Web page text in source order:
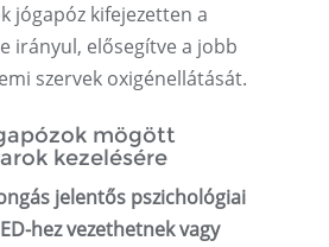
jógapóz kifejezetten a
irányul, elősegítve a jobb
szervek oxigénellátását.
mögött
kezelésére
jelentős pszichológiai
hez vezethetnek vagy